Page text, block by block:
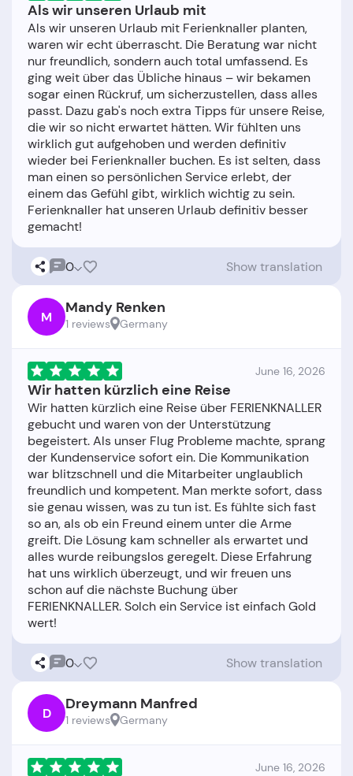
Als wir unseren Urlaub mit
Als wir unseren Urlaub mit Ferienknaller planten,
waren wir echt überrascht. Die Beratung war nicht
nur freundlich, sondern auch total umfassend. Es
ging weit über das Übliche hinaus – wir bekamen
sogar einen Rückruf, um sicherzustellen, dass alles
passt. Dazu gab's noch extra Tipps für unsere Reise,
die wir so nicht erwartet hätten. Wir fühlten uns
wirklich gut aufgehoben und werden definitiv
wieder bei Ferienknaller buchen. Es ist selten, dass
man einen so persönlichen Service erlebt, der
einem das Gefühl gibt, wirklich wichtig zu sein.
Ferienknaller hat unseren Urlaub definitiv besser
0 Show translation
M Mandy Renken
1 reviews Germany
June 16, 2026
Wir hatten kürzlich eine Reise
Wir hatten kürzlich eine Reise über FERIENKNALLER
gebucht und waren von der Unterstützung
begeistert. Als unser Flug Probleme machte, sprang
der Kundenservice sofort ein. Die Kommunikation
war blitzschnell und die Mitarbeiter unglaublich
freundlich und kompetent. Man merkte sofort, dass
sie genau wissen, was zu tun ist. Es fühlte sich fast
so an, als ob ein Freund einem unter die Arme
greift. Die Lösung kam schneller als erwartet und
alles wurde reibungslos geregelt. Diese Erfahrung
hat uns wirklich überzeugt, und wir freuen uns
schon auf die nächste Buchung über
FERIENKNALLER. Solch ein Service ist einfach Gold
0 Show translation
D Dreymann Manfred
1 reviews Germany
June 16, 2026